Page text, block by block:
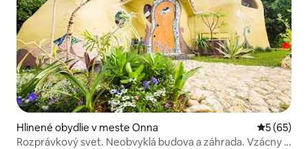
Hlinené obydlie v meste Onna
5 (65)
Rozprávkový svet. Neobvyklá budova a záhrada. Vzácny a